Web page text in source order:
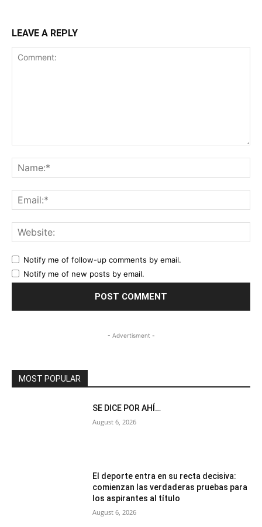
LEAVE A REPLY
Notify me of follow-up comments by email.
Notify me of new posts by email.
- Advertisment -
MOST POPULAR
SE DICE POR AHÍ…
August 6, 2026
El deporte entra en su recta decisiva:
comienzan las verdaderas pruebas para
los aspirantes al título
August 6, 2026